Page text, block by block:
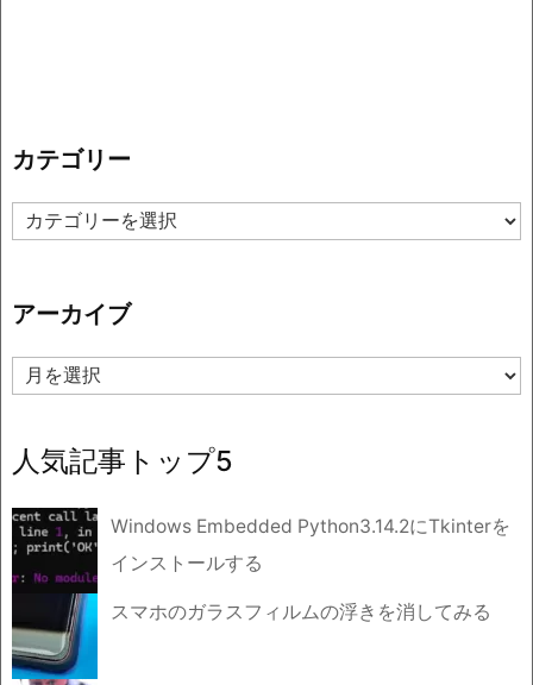
カテゴリー
カ
テ
ー
アーカイブ
ア
ー
イ
ブ
人気記事トップ5
Windows Embedded Python3.14.2にTkinterを
インストールする
スマホのガラスフィルムの浮きを消してみる